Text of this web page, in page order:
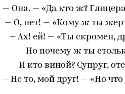
— Она. — «Да кто ж?
— О, нет! — «Кому ж ты
— Ах! ей! — «Ты скромен,
Но почему ж ты
И кто виной? Супруг,
— Не то, мой друг! — «Но